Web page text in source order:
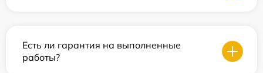
Есть ли гарантия на выполненные
работы?